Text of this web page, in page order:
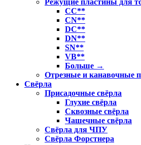
Режущие пластины для
CC**
CN**
DC**
DN**
SN**
VB**
Больше →
Отрезные и канавочные
Свёрла
Присадочные свёрла
Глухие свёрла
Сквозные свёрла
Чашечные свёрла
Свёрла для ЧПУ
Свёрла Форстнера